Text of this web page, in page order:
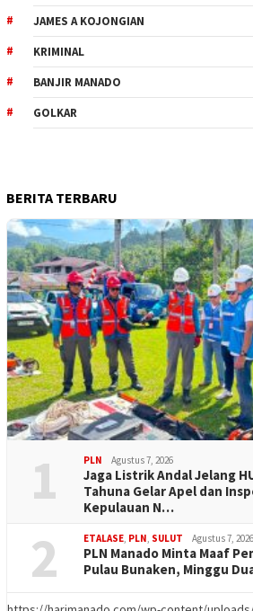
JAMES A KOJONGIAN
KRIMINAL
BANJIR MANADO
GOLKAR
BERITA TERBARU
1 PLN Agustus 7, 2026
Jaga Listrik Andal Jelang
Tahuna Gelar Apel dan
Kepulauan N…
2 ETALASE, PLN, SULUT Agustus 7, 2026
PLN Manado Minta Maaf
Pulau Bunaken, Minggu